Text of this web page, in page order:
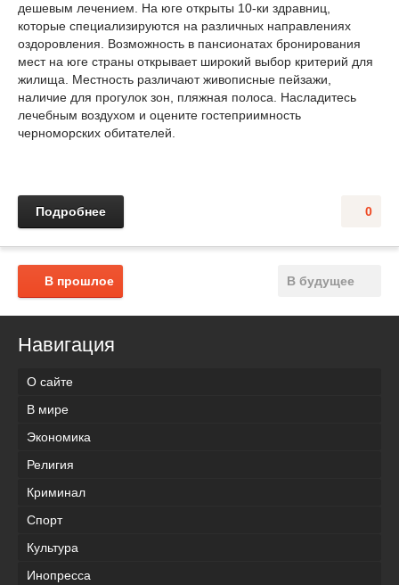
дешевым лечением. На юге открыты 10-ки здравниц,
которые специализируются на различных направлениях
оздоровления. Возможность в пансионатах бронирования
мест на юге страны открывает широкий выбор критерий для
жилища. Местность различают живописные пейзажи,
наличие для прогулок зон, пляжная полоса. Насладитесь
лечебным воздухом и оцените гостеприимность
черноморских обитателей.
0
Подробнее
В будущее
В прошлое
Навигация
О сайте
В мире
Экономика
Религия
Криминал
Спорт
Культура
Инопресса